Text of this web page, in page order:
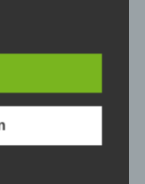
sehr digitalen
mit Bildern von
einem Sofa
auf
schweben wir
gerade aus
Internetseite
ein absoluter
Person
auf